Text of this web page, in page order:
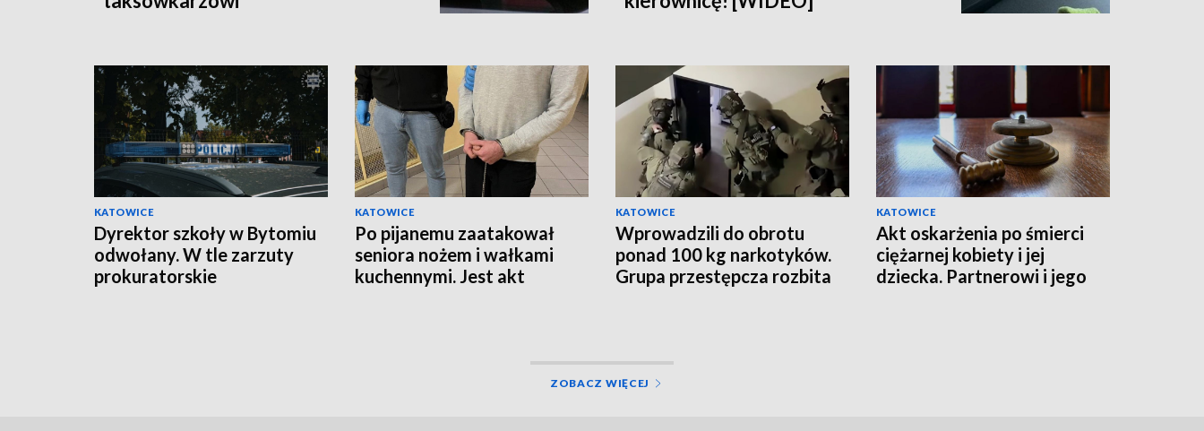
KATOWICE
Dyrektor szkoły w Bytomiu
odwołany. W tle zarzuty
prokuratorskie
KATOWICE
Po pijanemu zaatakował
seniora nożem i wałkami
kuchennymi. Jest akt
KATOWICE
Wprowadzili do obrotu
ponad 100 kg narkotyków.
Grupa przestępcza rozbita
KATOWICE
Akt oskarżenia po śmierci
ciężarnej kobiety i jej
dziecka. Partnerowi i jego
ZOBACZ WIĘCEJ